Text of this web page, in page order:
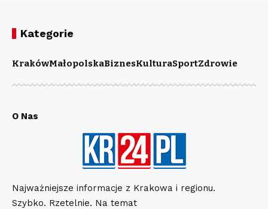
Kategorie
KrakówMałopolskaBiznesKulturaSportZdrowie
O Nas
Najważniejsze informacje z Krakowa i regionu.
Szybko. Rzetelnie. Na temat